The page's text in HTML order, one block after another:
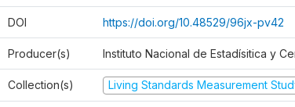
DOI https://doi.org/10.48529/96jx-pv42
Producer(s) Instituto Nacional de Estadísitica y
Collection(s) Living Standards Measurement